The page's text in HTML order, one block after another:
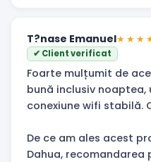
T?nase Emanuel
✔ Client verificat
Foarte mulțumit de
bună inclusiv
conexiune wifi stabilă.
De ce am ales acest
Dahua, recomandarea